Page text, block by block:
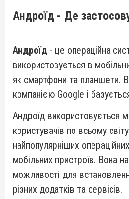
Андроїд - Де
Андроїд - це операційна
використовується в
як смартфони та планшети.
компанією Google і
Андроїд використовується
користувачів по всьому
найпопулярніших
мобільних пристроїв. Вона
можливості для
різних додатків та сервісів.